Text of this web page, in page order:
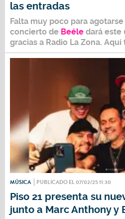
las entradas
Falta muy poco para
concierto de Beéle dará este
gracias a Radio La Zona. Aquí
MÚSICA PUBLICADO EL 07/02/25 11:30
Piso 21 presenta su
junto a Marc Anthony y